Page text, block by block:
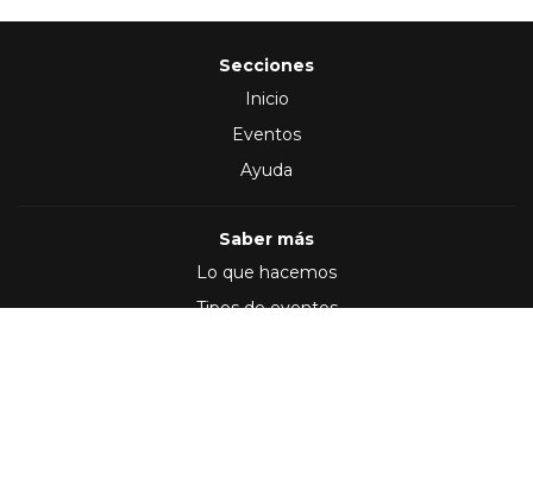
Secciones
Inicio
Eventos
Ayuda
Saber más
Lo que hacemos
Tipos de eventos